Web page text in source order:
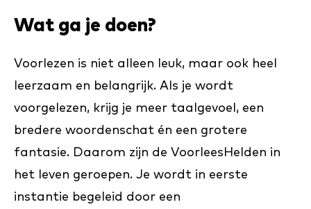
Wat ga je doen?
Voorlezen is niet alleen leuk, maar ook heel
leerzaam en belangrijk. Als je wordt
voorgelezen, krijg je meer taalgevoel, een
bredere woordenschat én een grotere
fantasie. Daarom zijn de VoorleesHelden in
het leven geroepen. Je wordt in eerste
instantie begeleid door een